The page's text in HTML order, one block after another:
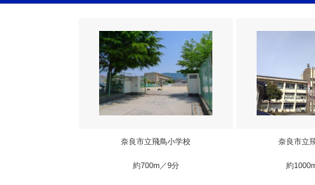
奈良市立飛鳥小学校
約700m／9分
奈良市立
約